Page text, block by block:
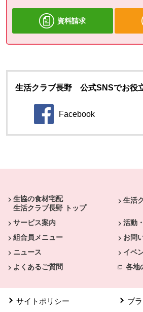
資料請求
生活クラブ長野 公式SNSでお役
Facebook
別のウィンドウで開
生協の食材宅配
生活クラブ長野 トップ
生活
サービス案内
活動
組合員メニュー
お問
ニュース
イベ
よくあるご質問
各地
サイトポリシー プ